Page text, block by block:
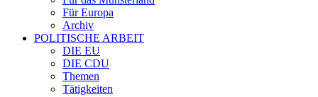
Für Europa
Archiv
POLITISCHE ARBEIT
DIE EU
DIE CDU
Themen
Tätigkeiten